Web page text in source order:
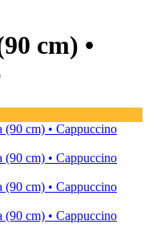
cm) •